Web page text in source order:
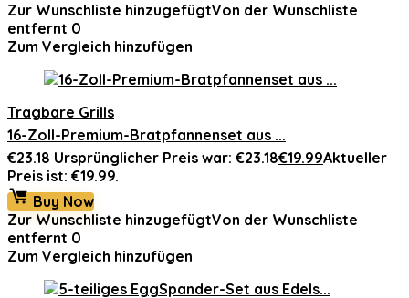
Zur Wunschliste hinzugefügtVon der Wunschliste
entfernt 0
Zum Vergleich hinzufügen
Tragbare Grills
16-Zoll-Premium-Bratpfannenset aus ...
€23.18 Ursprünglicher Preis war: €23.18€19.99Aktueller
Preis ist: €19.99.
Buy Now
Zur Wunschliste hinzugefügtVon der Wunschliste
entfernt 0
Zum Vergleich hinzufügen